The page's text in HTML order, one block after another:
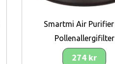
Smartmi Air Purifier
Pollenallergifilter
274 kr